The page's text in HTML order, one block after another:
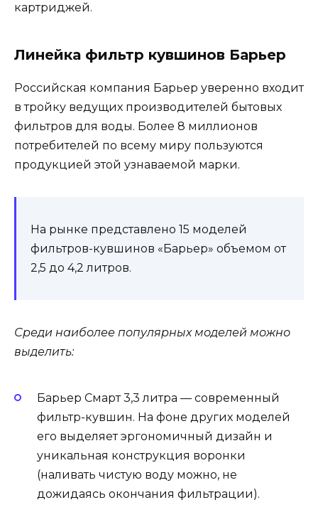
картриджей.
Линейка фильтр кувшинов Барьер
Российская компания Барьер уверенно входит
в тройку ведущих производителей бытовых
фильтров для воды. Более 8 миллионов
потребителей по всему миру пользуются
продукцией этой узнаваемой марки.
На рынке представлено 15 моделей
фильтров-кувшинов «Барьер» объемом от
2,5 до 4,2 литров.
Среди наиболее популярных моделей можно
выделить:
Барьер Смарт 3,3 литра — современный
фильтр-кувшин. На фоне других моделей
его выделяет эргономичный дизайн и
уникальная конструкция воронки
(наливать чистую воду можно, не
дожидаясь окончания фильтрации).